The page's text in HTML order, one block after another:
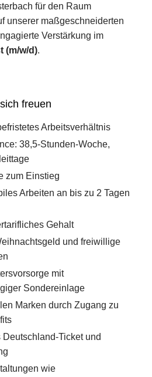
für den Raum
unserer maßgeschneiderten
Verstärkung im
(m/w/d).
freuen
Arbeitsverhältnis
38,5-Stunden-Woche,
zum Einstieg
Arbeiten an bis zu 2 Tagen
Gehalt
und freiwillige
mit
Sondereinlage
Marken durch Zugang zu
Deutschland-Ticket und
wie